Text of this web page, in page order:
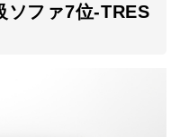
ソファ7位-TRES